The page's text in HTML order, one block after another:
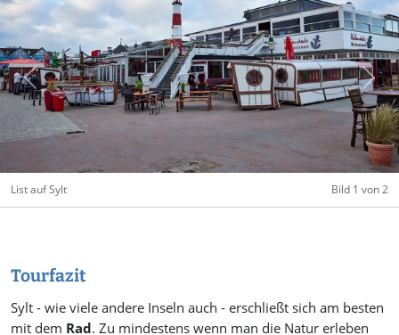
List auf Sylt Bild 1 von 2
Previous Next
Tourfazit
Sylt - wie viele andere Inseln auch - erschließt sich am besten
mit dem Rad. Zu mindestens wenn man die Natur erleben